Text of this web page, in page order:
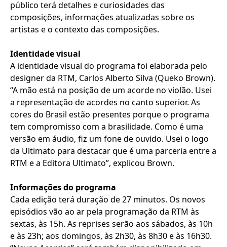
público terá detalhes e curiosidades das
composições, informações atualizadas sobre os
artistas e o contexto das composições.
Identidade visual
A identidade visual do programa foi elaborada pelo
designer da RTM, Carlos Alberto Silva (Queko Brown).
“A mão está na posição de um acorde no violão. Usei
a representação de acordes no canto superior. As
cores do Brasil estão presentes porque o programa
tem compromisso com a brasilidade. Como é uma
versão em áudio, fiz um fone de ouvido. Usei o logo
da Ultimato para destacar que é uma parceria entre a
RTM e a Editora Ultimato”, explicou Brown.
Informações do programa
Cada edição terá duração de 27 minutos. Os novos
episódios vão ao ar pela programação da RTM às
sextas, às 15h. As reprises serão aos sábados, às 10h
e às 23h; aos domingos, às 2h30, às 8h30 e às 16h30.